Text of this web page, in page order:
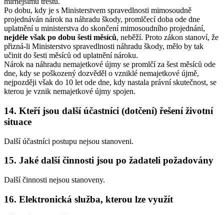
Po dobu, kdy je s Ministerstvem spravedlnosti mimosoudně
projednáván nárok na náhradu škody, promlčecí doba ode dne
uplatnění u ministerstva do skončení mimosoudního projednání,
nejdéle však po dobu šesti měsíců, neběží. Proto zákon stanoví, že
přizná-li Ministerstvo spravedlnosti náhradu škody, mělo by tak
učinit do šesti měsíců od uplatnění nároku.
Nárok na náhradu nemajetkové újmy se promlčí za šest měsíců ode
dne, kdy se poškozený dozvěděl o vzniklé nemajetkové újmě,
nejpozději však do 10 let ode dne, kdy nastala právní skutečnost, se
kterou je vznik nemajetkové újmy spojen.
14. Kteří jsou další účastníci (dotčení) řešení životní
situace
Další účastníci postupu nejsou stanoveni.
15. Jaké další činnosti jsou po žadateli požadovány
Další činnosti nejsou stanoveny.
16. Elektronická služba, kterou lze využít